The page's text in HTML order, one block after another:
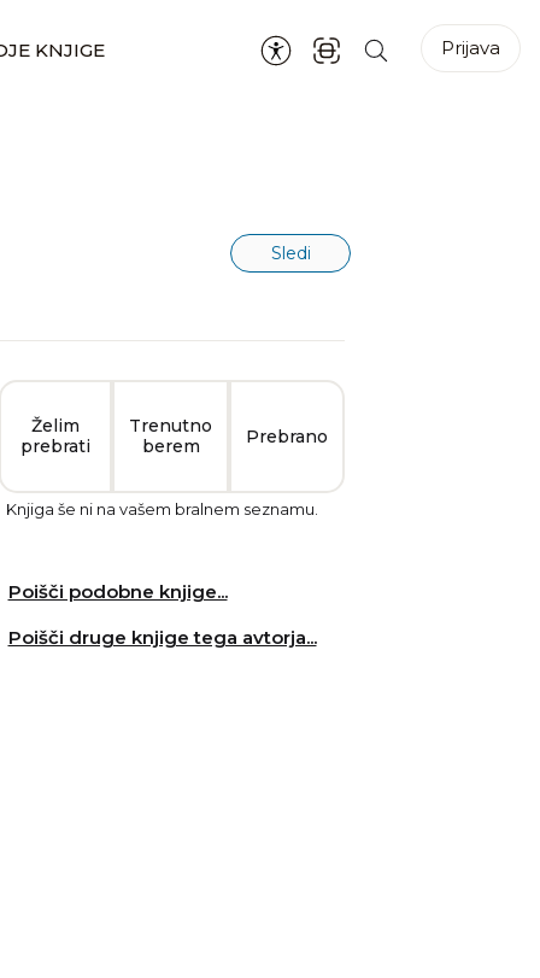
KNJIGE Prijava
Sledi
Želim
prebrati
Trenutno
berem
Prebrano
Knjiga še ni na vašem bralnem seznamu.
Poišči podobne knjige...
Poišči druge knjige tega avtorja...